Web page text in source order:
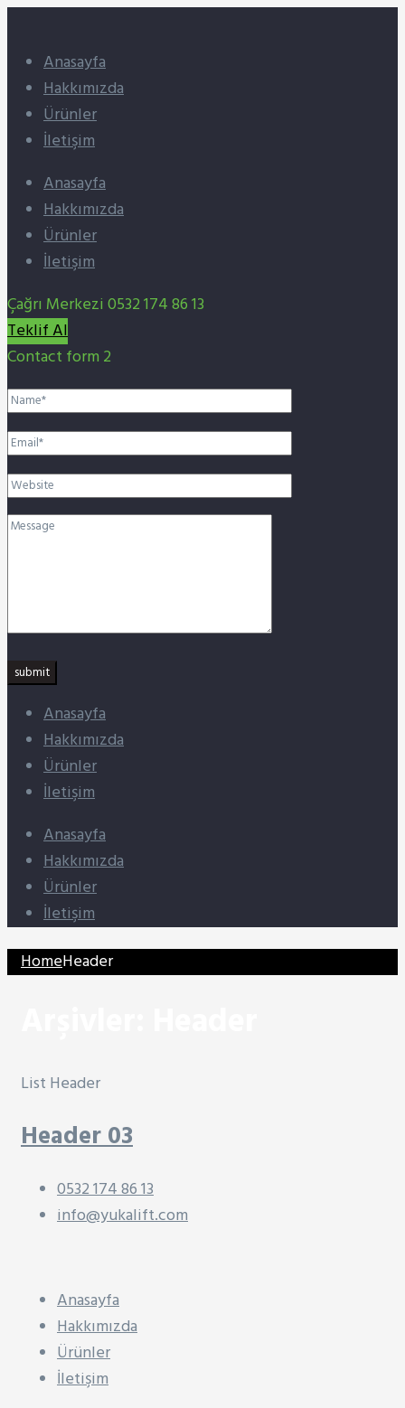
Anasayfa
Hakkımızda
Ürünler
İletişim
Anasayfa
Hakkımızda
Ürünler
İletişim
Çağrı Merkezi 0532 174 86 13
Teklif Al
Contact form 2
submit
Anasayfa
Hakkımızda
Ürünler
İletişim
Anasayfa
Hakkımızda
Ürünler
İletişim
HomeHeader
List Header
Header 03
0532 174 86 13
info@yukalift.com
Anasayfa
Hakkımızda
Ürünler
İletişim